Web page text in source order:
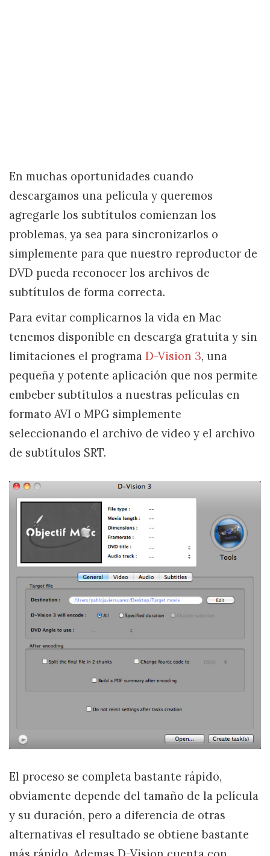
En muchas oportunidades cuando
descargamos una película y queremos
agregarle los subtítulos comienzan los
problemas, ya sea para sincronizarlos o
simplemente para que nuestro reproductor de
DVD pueda reconocer los archivos de
subtítulos de forma correcta.
Para evitar complicarnos la vida en Mac
tenemos disponible en descarga gratuita y sin
limitaciones el programa D-Vision 3, una
pequeña y potente aplicación que nos permite
embeber subtítulos a nuestras películas en
formato AVI o MPG simplemente
seleccionando el archivo de video y el archivo
de subtítulos SRT.
El proceso se completa bastante rápido,
obviamente depende del tamaño de la película
y su duración, pero a diferencia de otras
alternativas el resultado se obtiene bastante